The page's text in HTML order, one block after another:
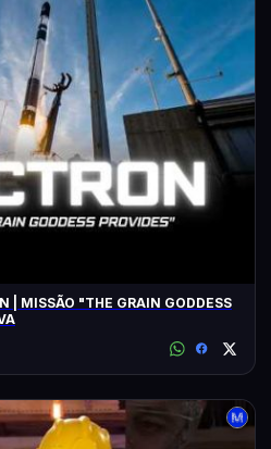
| MISSÃO "THE GRAIN GODDESS